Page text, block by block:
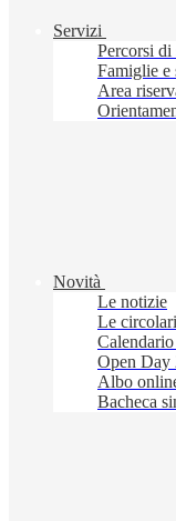
Servizi
Percorsi di
Famiglie e
Area
Novità
Le notizie
Le circolari
Open Day
Albo
Bacheca